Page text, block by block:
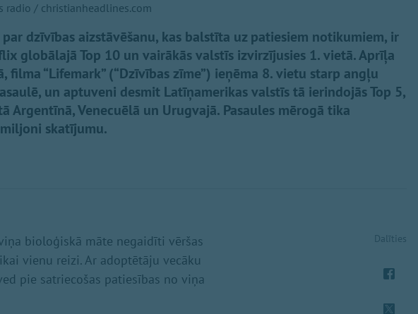
radio / christianheadlines.com
dzīvības aizstāvēšanu, kas balstīta uz patiesiem notikumiem, ir
globālajā Top 10 un vairākās valstīs izvirzījusies 1. vietā. Aprīļa
filma “Lifemark” (“Dzīvības zīme”) ieņēma 8. vietu starp angļu
un aptuveni desmit Latīņamerikas valstīs tā ierindojās Top 5,
Argentīnā, Venecuēlā un Urugvajā. Pasaules mērogā tika
skatījumu.
bioloģiskā māte negaidīti vēršas
vienu reizi. Ar adoptētāju vecāku
pie satriecošas patiesības no viņa
Dalīties